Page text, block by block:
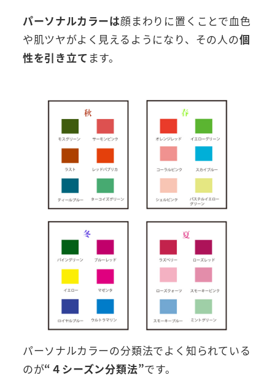
パーソナルカラーは顔まわりに置くことで血色
や肌ツヤがよく見えるようになり、その人の個
性を引き立て ます。
パーソナルカラーの分類法でよく知られている
のが“４シーズン分類法”です。